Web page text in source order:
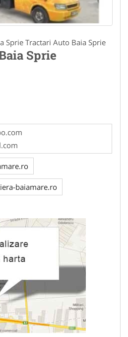
Sprie Tractari Auto Baia Sprie
Sprie
baiamare.ro